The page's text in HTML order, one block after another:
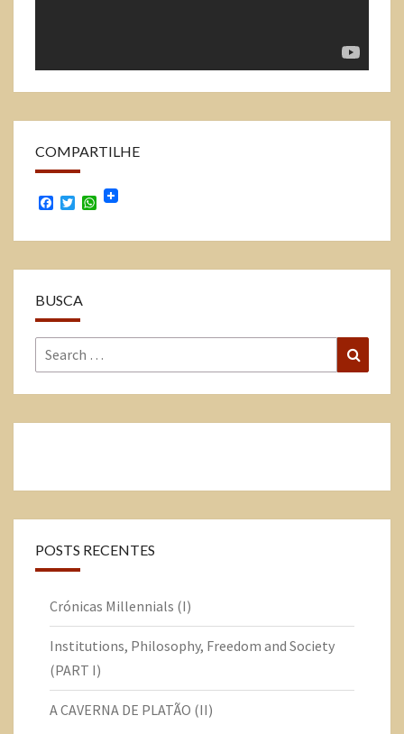
COMPARTILHE
Facebook
TwitterWhatsApp
BUSCA
POSTS RECENTES
Crónicas Millennials (I)
Institutions, Philosophy, Freedom and Society
(PART I)
A CAVERNA DE PLATÃO (II)